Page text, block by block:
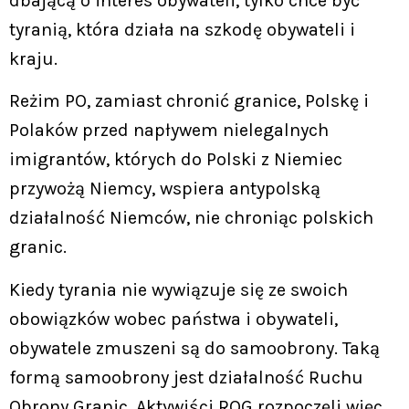
tyranią, która działa na szkodę obywateli i
kraju.
Reżim PO, zamiast chronić granice, Polskę i
Polaków przed napływem nielegalnych
imigrantów, których do Polski z Niemiec
przywożą Niemcy, wspiera antypolską
działalność Niemców, nie chroniąc polskich
granic.
Kiedy tyrania nie wywiązuje się ze swoich
obowiązków wobec państwa i obywateli,
obywatele zmuszeni są do samoobrony. Taką
formą samoobrony jest działalność Ruchu